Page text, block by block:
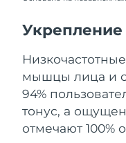
Укрепление
мышцы лица и
94%
тонус, а
отмечают 100%
Португалия
Пуэрто-Рико
Катар